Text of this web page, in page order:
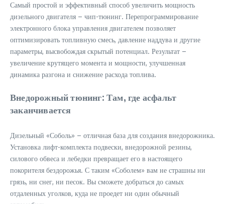
Самый простой и эффективный способ увеличить мощность
дизельного двигателя – чип-тюнинг. Перепрограммирование
электронного блока управления двигателем позволяет
оптимизировать топливную смесь, давление наддува и другие
параметры, высвобождая скрытый потенциал. Результат –
увеличение крутящего момента и мощности, улучшенная
динамика разгона и снижение расхода топлива.
Внедорожный тюнинг: Там, где асфальт
заканчивается
Дизельный «Соболь» – отличная база для создания внедорожника.
Установка лифт-комплекта подвески, внедорожной резины,
силового обвеса и лебедки превращает его в настоящего
покорителя бездорожья. С таким «Соболем» вам не страшны ни
грязь, ни снег, ни песок. Вы сможете добраться до самых
отдаленных уголков, куда не проедет ни один обычный